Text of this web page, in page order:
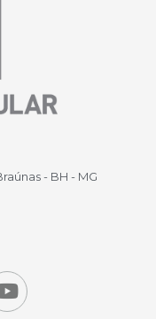
- BH - MG